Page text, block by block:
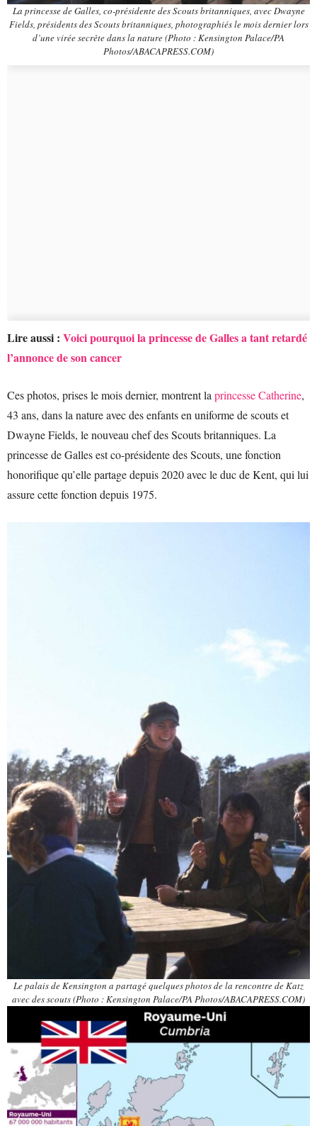
La princesse de Galles, co-présidente des Scouts britanniques, avec Dwayne
Fields, présidents des Scouts britanniques, photographiés le mois dernier lors
d’une virée secrète dans la nature (Photo : Kensington Palace/PA
Photos/ABACAPRESS.COM)
Lire aussi : Voici pourquoi la princesse de Galles a tant retardé
l’annonce de son cancer
Ces photos, prises le mois dernier, montrent la princesse Catherine,
43 ans, dans la nature avec des enfants en uniforme de scouts et
Dwayne Fields, le nouveau chef des Scouts britanniques. La
princesse de Galles est co-présidente des Scouts, une fonction
honorifique qu’elle partage depuis 2020 avec le duc de Kent, qui lui
assure cette fonction depuis 1975.
Le palais de Kensington a partagé quelques photos de la rencontre de Katz
avec des scouts (Photo : Kensington Palace/PA Photos/ABACAPRESS.COM)